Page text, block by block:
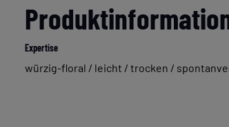
Expertise
würzig-floral / leicht / trocken /